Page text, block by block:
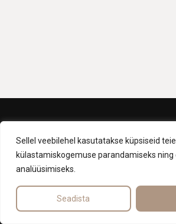
Sellel veebilehel kasutatakse küpsiseid teie
külastamiskogemuse parandamiseks
analüüsimiseks.
Seadista
Privaatsuspoliitika
Kodulehe tegemine
Ly Yoga